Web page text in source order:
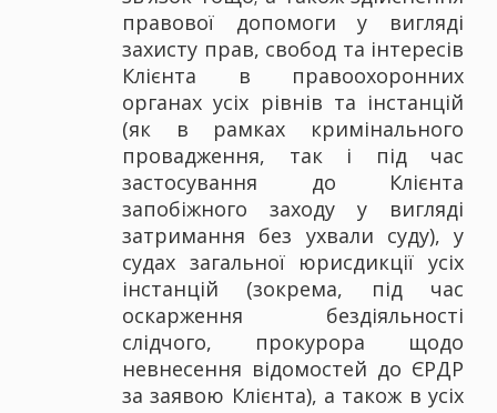
правової допомоги у вигляді
захисту прав, свобод та інтересів
Клієнта в правоохоронних
органах усіх рівнів та інстанцій
(як в рамках кримінального
провадження, так і під час
застосування до Клієнта
запобіжного заходу у вигляді
затримання без ухвали суду), у
судах загальної юрисдикції усіх
інстанцій (зокрема, під час
оскарження бездіяльності
слідчого, прокурора щодо
невнесення відомостей до ЄРДР
за заявою Клієнта), а також в усіх